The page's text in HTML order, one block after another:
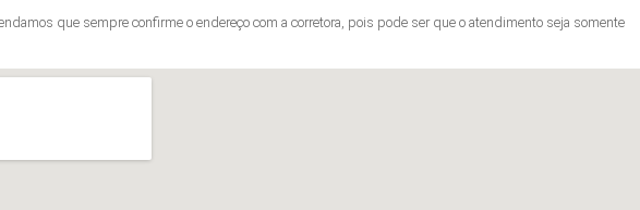
que sempre confirme o endereço com a corretora, pois pode ser que o atendimento seja somente